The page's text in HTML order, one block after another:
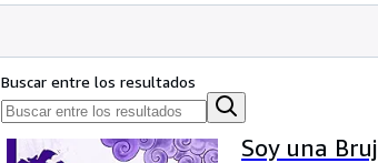
Buscar entre los resultados
Soy una